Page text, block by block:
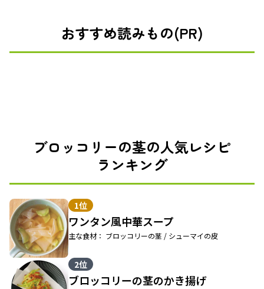
おすすめ読みもの(PR)
ブロッコリーの茎の人気レシピ
ランキング
1位
ワンタン風中華スープ
主な食材： ブロッコリーの茎 / シューマイの皮
2位
ブロッコリーの茎のかき揚げ